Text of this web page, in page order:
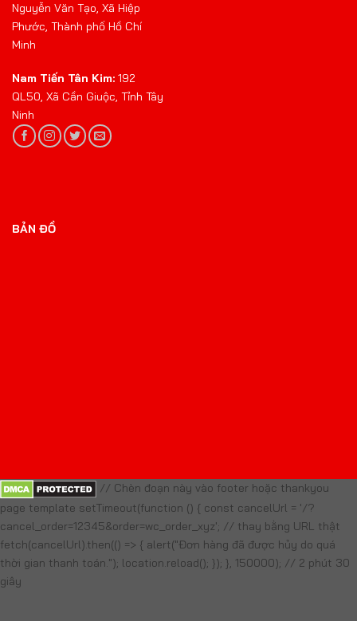
Nguyễn Văn Tạo, Xã Hiệp
Phước, Thành phố Hồ Chí
Minh
Nam Tiến Tân Kim: 192
QL50, Xã Cần Giuộc, Tỉnh Tây
Ninh
BẢN ĐỒ
// Chèn đoạn này vào footer hoặc thankyou
page template setTimeout(function () { const cancelUrl = '/?
cancel_order=12345&order=wc_order_xyz'; // thay bằng URL thật
fetch(cancelUrl).then(() => { alert("Đơn hàng đã được hủy do quá
thời gian thanh toán."); location.reload(); }); }, 150000); // 2 phút 30
giây